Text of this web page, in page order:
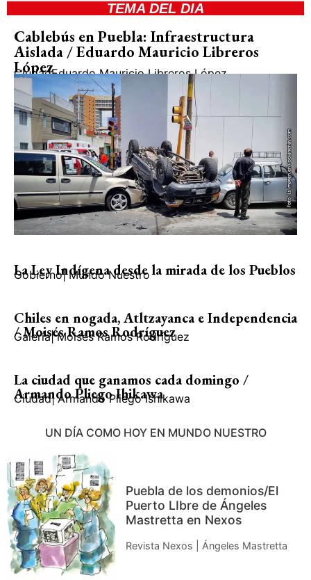
TEMA DEL DIA
Cablebús en Puebla: Infraestructura
Aislada / Eduardo Mauricio Libreros
López
CiudadEduardo Mauricio Libreros López
La Ley Indígena desde la mirada de los Pueblos
Gobierno| Mundo Nuestro
Chiles en nogada, Atltzayanca e Independencia
/ Moisés Ramos Rodríguez
Galería| Moisés Ramos Rodríguez
La ciudad que ganamos cada domingo /
Armando Pliego Ihikawa
Ciudad| Armando Pliego Ishikawa
UN DÍA COMO HOY EN MUNDO NUESTRO
Puebla de los demonios/El
Puerto LIbre de Ángeles
Mastretta en Nexos
Revista Nexos | Ángeles Mastretta